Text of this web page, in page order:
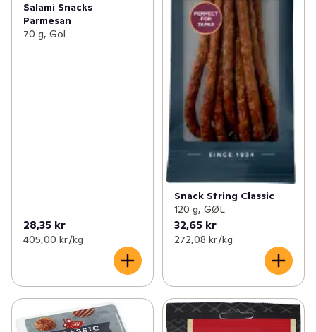
Salami Snacks
Parmesan
70 g, Göl
28,35 kr
405,00 kr /kg
Snack String Classic
120 g, GØL
32,65 kr
272,08 kr /kg